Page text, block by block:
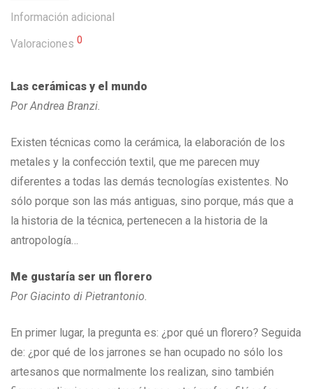
Información adicional
Valoraciones 0
Las cerámicas y el mundo
Por Andrea Branzi.
Existen técnicas como la cerámica, la elaboración de los
metales y la confección textil, que me parecen muy
diferentes a todas las demás tecnologías existentes. No
sólo porque son las más antiguas, sino porque, más que a
la historia de la técnica, pertenecen a la historia de la
antropología…
Me gustaría ser un florero
Por Giacinto di Pietrantonio.
En primer lugar, la pregunta es: ¿por qué un florero? Seguida
de: ¿por qué de los jarrones se han ocupado no sólo los
artesanos que normalmente los realizan, sino también